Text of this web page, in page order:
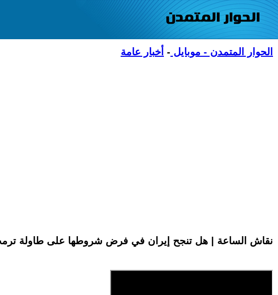
الحوار المتمدن - موبايل - أخبار عامة
نقاش الساعة | هل تنجح إيران في فرض شروطها على طاولة